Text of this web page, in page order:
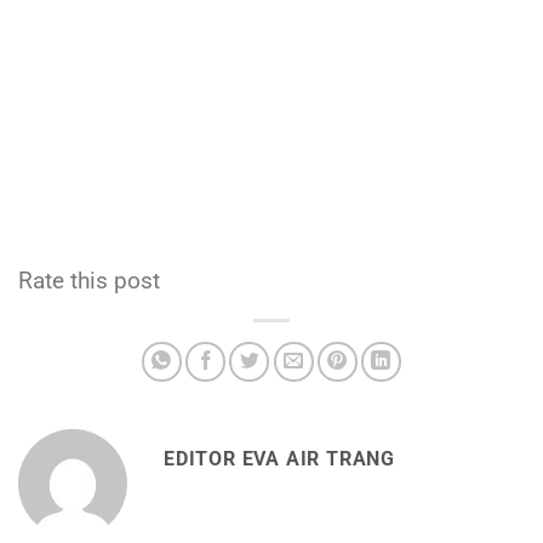
Rate this post
EDITOR EVA AIR TRANG